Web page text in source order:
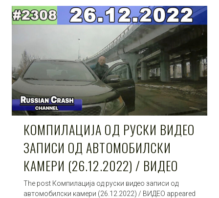
КОМПИЛАЦИЈА ОД РУСКИ ВИДЕО
ЗАПИСИ ОД АВТОМОБИЛСКИ
КАМЕРИ (26.12.2022) / ВИДЕО
The post Компилација од руски видео записи од
автомобилски камери (26.12.2022) / ВИДЕО appeared